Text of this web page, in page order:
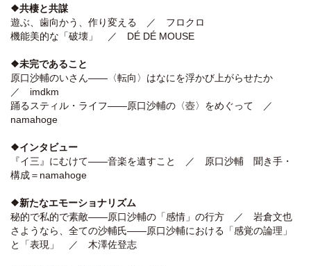
❖共棲と共謀
遊ぶ、歯向かう、作り変える ／ フロクロ
機能美的な「破壊」 ／ DÉ DÉ MOUSE
❖未完であること
原口沙輔のいさん―― 〈転向〉はなにを浮かび上がらせたか
／ imdkm
踊るスティル・ライフ――原口沙輔の〈壺〉をめぐって ／
namahoge
❖インタビュー
『イ三』にむけて――音楽を遺すこと ／ 原口沙輔 聞き手・
構成＝namahoge
❖新たなエモーショナリズム
秘的で私的で素敵――原口沙輔の「感情」の行方 ／ 岩倉文也
さようなら、全ての沙輔氏――原口沙輔における「感覚の論理」
と「表現」 ／ 木澤佐登志